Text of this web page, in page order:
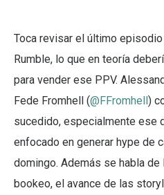
Toca revisar el último
Rumble, lo que en teoría
para vender ese PPV.
Fede Fromhell (@FFromhell)
sucedido, especialmente ese
enfocado en generar hype de
domingo. Además se habla
bookeo, el avance de las